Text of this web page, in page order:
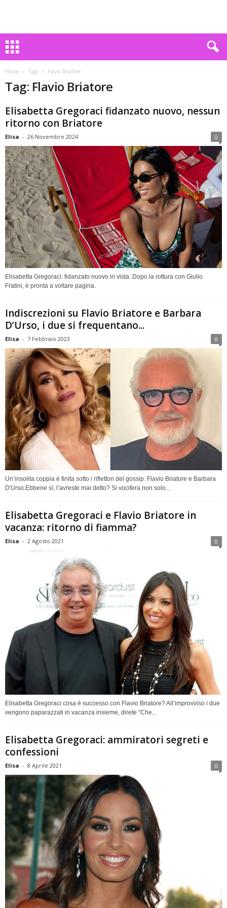
Home Tags Flavio Briatore
Tag: Flavio Briatore
Elisabetta Gregoraci fidanzato nuovo, nessun
ritorno con Briatore
Elisa - 26 Novembre 2024 0
Elisabetta Gregoraci: fidanzato nuovo in vista. Dopo la rottura con Giulio
Fratini, è pronta a voltare pagina.
Indiscrezioni su Flavio Briatore e Barbara
D’Urso, i due si frequentano...
Elisa - 7 Febbraio 2023 0
Un’insolita coppia è finita sotto i riflettori del gossip: Flavio Briatore e Barbara
D'Urso.Ebbene sì, l’avreste mai detto? Si vocifera non solo...
Elisabetta Gregoraci e Flavio Briatore in
vacanza: ritorno di fiamma?
Elisa - 2 Agosto 2021 0
Elisabetta Gregoraci cosa è successo con Flavio Briatore? All’improvviso i due
vengono paparazzati in vacanza insieme, direte “Che...
Elisabetta Gregoraci: ammiratori segreti e
confessioni
Elisa - 8 Aprile 2021 0